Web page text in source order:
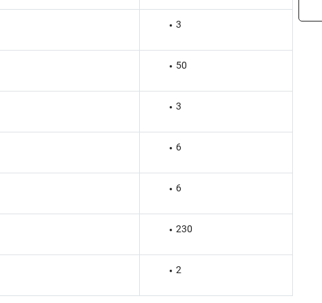
3
50
3
6
6
230
2